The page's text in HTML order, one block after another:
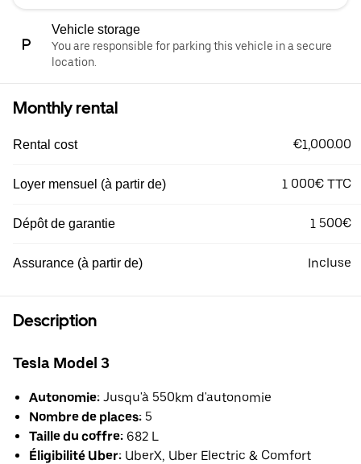
Vehicle storage
You are responsible for parking this vehicle in a secure
location.
Monthly rental
Rental cost €1,000.00
Loyer mensuel (à partir de) 1 000€ TTC
Dépôt de garantie 1 500€
Assurance (à partir de) Incluse
Description
Tesla Model 3
Autonomie: Jusqu'à 550km d'autonomie
Nombre de places: 5
Taille du coffre: 682 L
Éligibilité Uber: UberX, Uber Electric & Comfort